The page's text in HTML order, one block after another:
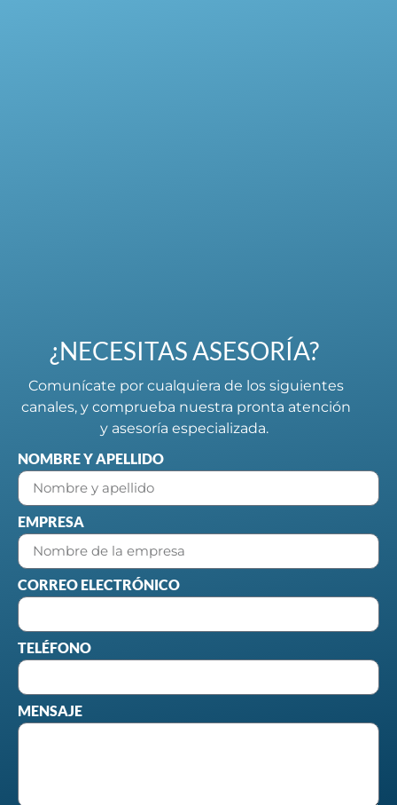
¿NECESITAS ASESORÍA?
Comunícate por cualquiera de los siguientes
canales, y comprueba nuestra pronta atención
y asesoría especializada.
NOMBRE Y APELLIDO
EMPRESA
CORREO ELECTRÓNICO
TELÉFONO
MENSAJE